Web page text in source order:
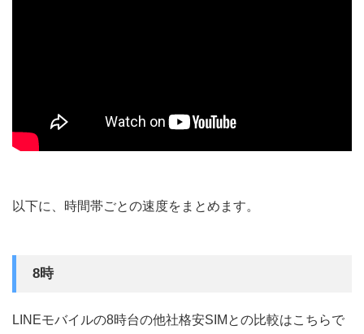
以下に、時間帯ごとの速度をまとめます。
8時
LINEモバイルの8時台の他社格安SIMとの比較はこちらで